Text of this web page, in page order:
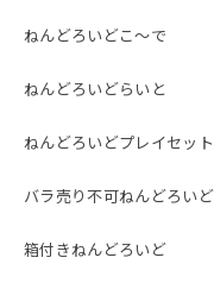
ねんどろいどこ～で
ねんどろいどらいと
ねんどろいどプレイセット
バラ売り不可ねんどろいど
箱付きねんどろいど